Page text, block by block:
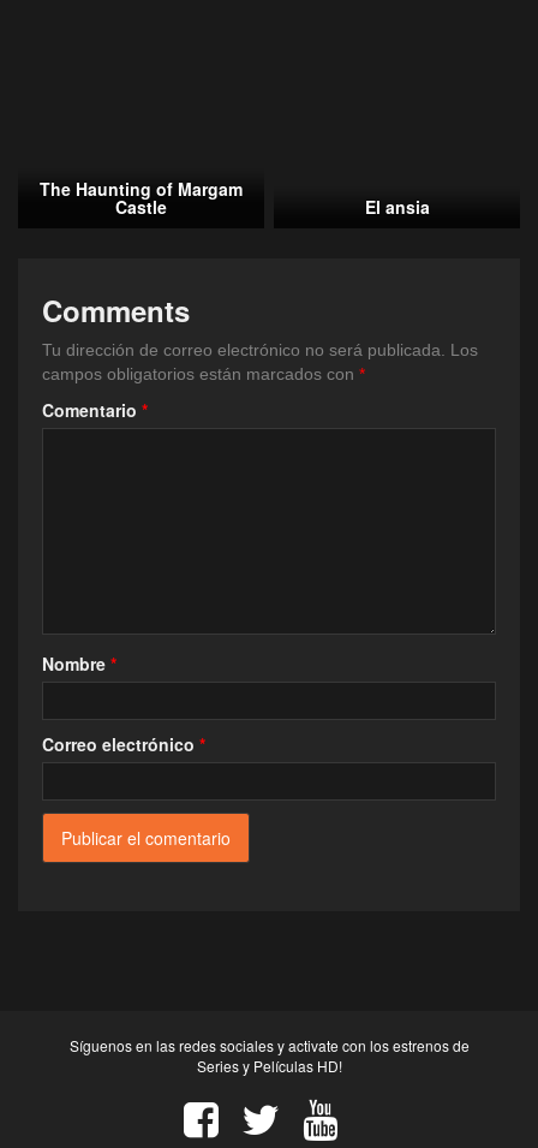
The Haunting of Margam
Castle El ansia
Comments
Tu dirección de correo electrónico no será publicada.
Los
campos obligatorios están marcados con *
Comentario *
Nombre *
Correo electrónico *
Síguenos en las redes sociales y activate con los estrenos de
Series y Películas HD!